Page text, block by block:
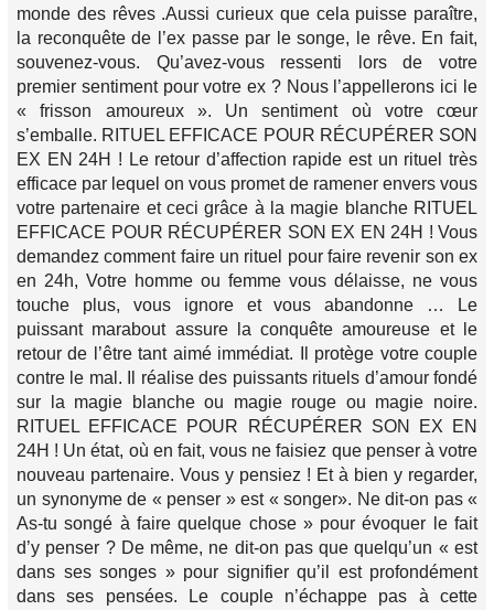
monde des rêves .Aussi curieux que cela puisse paraître,
la reconquête de l’ex passe par le songe, le rêve. En fait,
souvenez-vous. Qu’avez-vous ressenti lors de votre
premier sentiment pour votre ex ? Nous l’appellerons ici le
« frisson amoureux ». Un sentiment où votre cœur
s’emballe. RITUEL EFFICACE POUR RÉCUPÉRER SON
EX EN 24H ! Le retour d’affection rapide est un rituel très
efficace par lequel on vous promet de ramener envers vous
votre partenaire et ceci grâce à la magie blanche RITUEL
EFFICACE POUR RÉCUPÉRER SON EX EN 24H ! Vous
demandez comment faire un rituel pour faire revenir son ex
en 24h, Votre homme ou femme vous délaisse, ne vous
touche plus, vous ignore et vous abandonne … Le
puissant marabout assure la conquête amoureuse et le
retour de l’être tant aimé immédiat. Il protège votre couple
contre le mal. Il réalise des puissants rituels d’amour fondé
sur la magie blanche ou magie rouge ou magie noire.
RITUEL EFFICACE POUR RÉCUPÉRER SON EX EN
24H ! Un état, où en fait, vous ne faisiez que penser à votre
nouveau partenaire. Vous y pensiez ! Et à bien y regarder,
un synonyme de « penser » est « songer». Ne dit-on pas «
As-tu songé à faire quelque chose » pour évoquer le fait
d’y penser ? De même, ne dit-on pas que quelqu’un « est
dans ses songes » pour signifier qu’il est profondément
dans ses pensées. Le couple n’échappe pas à cette